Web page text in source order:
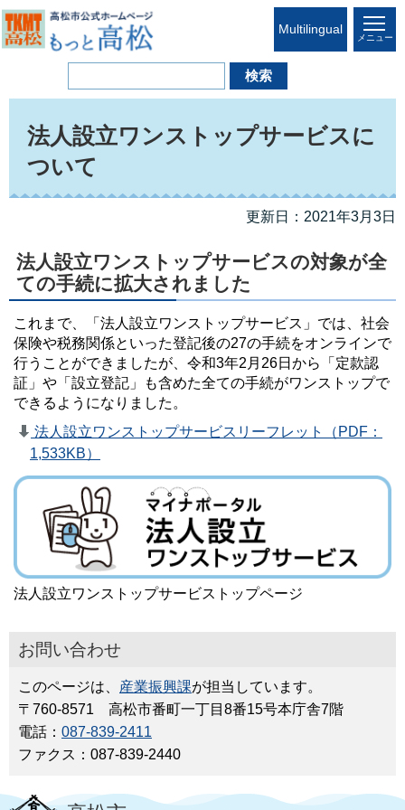
Multilingual
メニュー
法人設立ワンストップサービスに
ついて
更新日：2021年3月3日
法人設立ワンストップサービスの対象が全
ての手続に拡大されました
これまで、「法人設立ワンストップサービス」では、社会
保険や税務関係といった登記後の27の手続をオンラインで
行うことができましたが、令和3年2月26日から「定款認
証」や「設立登記」も含めた全ての手続がワンストップで
できるようになりました。
法人設立ワンストップサービスリーフレット（PDF：
1,533KB）
法人設立ワンストップサービストップページ
お問い合わせ
このページは、 産業振興課が担当しています。
〒760-8571 高松市番町一丁目8番15号本庁舎7階
電話： 087-839-2411
ファクス：087-839-2440